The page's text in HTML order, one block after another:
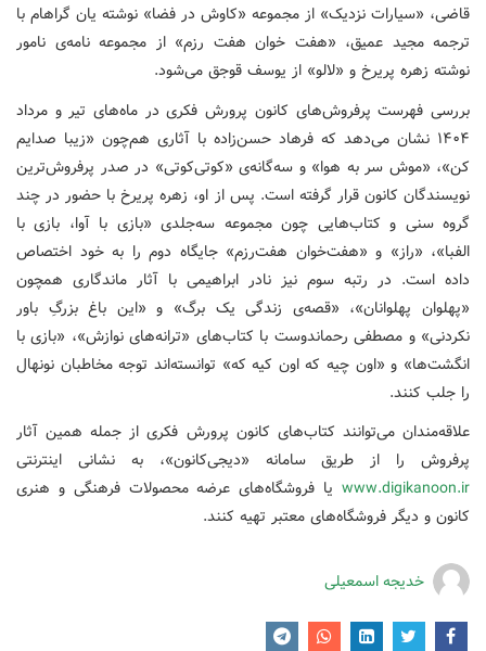
قاضی، «سیارات نزدیک» از مجموعه «کاوش در فضا» نوشته یان گراهام با
ترجمه مجید عمیق، «هفت خوان هفت رزم» از مجموعه نامه‌ی نامور
نوشته زهره پریرخ و «لالو» از یوسف قوجق می‌شود.
بررسی فهرست پرفروش‌های کانون پرورش فکری در ماه‌های تیر و مرداد
۱۴۰۴ نشان می‌دهد که فرهاد حسن‌زاده با آثاری هم‌چون «زیبا صدایم
کن»، «موش سر به هوا» و سه‌گانه‌ی «کوتی‌کوتی» در صدر پرفروش‌ترین
نویسندگان کانون قرار گرفته است. پس از او، زهره پریرخ با حضور در چند
گروه سنی و کتاب‌هایی چون مجموعه سه‌جلدی «بازی با آوا، بازی با
الفبا»، «راز» و «هفت‌خوان هفت‌رزم» جایگاه دوم را به خود اختصاص
داده است. در رتبه سوم نیز نادر ابراهیمی با آثار ماندگاری همچون
«پهلوان پهلوانان»، «قصه‌ی زندگی یک برگ» و «این باغ بزرگِ باور
نکردنی» و مصطفی رحماندوست با کتاب‌های «ترانه‌های نوازش»، «بازی با
انگشت‌ها» و «اون چیه که اون کیه که» توانسته‌اند توجه مخاطبان نونهال
را جلب کنند.
علاقه‌مندان می‌توانند کتاب‌های کانون پرورش فکری از جمله همین آثار
پرفروش را از طریق سامانه «دیجی‌کانون»، به نشانی اینترنتی
www.digikanoon.ir یا فروشگاه‌های عرضه محصولات فرهنگی و هنری
کانون و دیگر فروشگاه‌های معتبر تهیه کنند.
خدیجه اسمعیلی